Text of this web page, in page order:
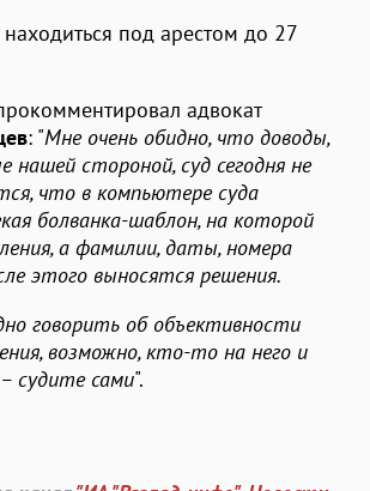
под арестом до 27
адвокат
: "Мне очень обидно, что доводы,
нашей стороной, суд сегодня не
что в компьютере суда
болванка-шаблон, на которой
а фамилии, даты, номера
этого выносятся решения.
говорить об объективности
возможно, кто-то на него и
судите сами".